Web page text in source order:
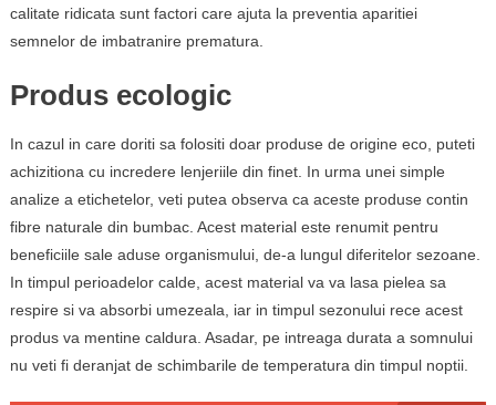
calitate ridicata sunt factori care ajuta la preventia aparitiei
semnelor de imbatranire prematura.
Produs ecologic
In cazul in care doriti sa folositi doar produse de origine eco, puteti
achizitiona cu incredere lenjeriile din finet. In urma unei simple
analize a etichetelor, veti putea observa ca aceste produse contin
fibre naturale din bumbac. Acest material este renumit pentru
beneficiile sale aduse organismului, de-a lungul diferitelor sezoane.
In timpul perioadelor calde, acest material va va lasa pielea sa
respire si va absorbi umezeala, iar in timpul sezonului rece acest
produs va mentine caldura. Asadar, pe intreaga durata a somnului
nu veti fi deranjat de schimbarile de temperatura din timpul noptii.